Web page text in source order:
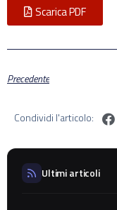
Scarica PDF
Precedente
Condividi l'articolo:
Ultimi articoli